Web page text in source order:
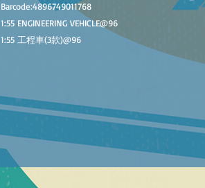
Barcode:4896749011768
1:55 ENGINEERING VEHICLE@96
1:55 工程車(3款)@96